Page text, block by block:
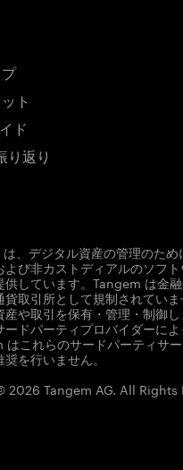
ト
ド
り返り
、デジタル資産の管理のため
よび非カストディアルのソフ
供しています。Tangem は金
貨取引所として規制されてい
産や取引を保有・管理・制御
ドパーティプロバイダーに
これらのサードパーティサ
を行いません。